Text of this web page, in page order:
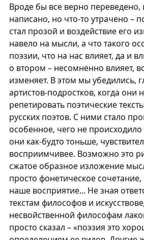
Вроде бы все верно переведено,
написано, но что-то утрачено –
стал прозой и воздействие его
навело на мысли, а что такого
поэзии, что на нас влияет, да и
о втором – несомненно влияет,
изменяет. В этом мы убедились,
артистов-подростков, когда они
репетировать поэтические
русских поэтов. С ними стало
особенное, чего не происходило
они как-будто тоньше,
восприимчивее. Возможно это
сжатое образное изложение
просто фонетическое
наше восприятие... Не зная
текстам философов и
несвойственной философам
просто сказал – «поэзия это